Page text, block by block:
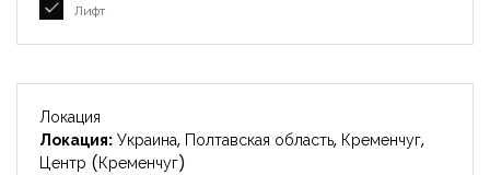
Лифт
Локация
Локация: Украина, Полтавская область, Кременчуг,
Центр (Кременчуг)